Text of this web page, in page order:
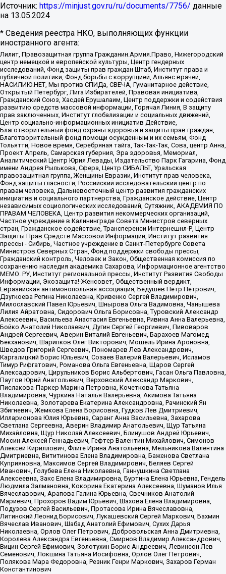
Источник: https://minjust.gov.ru/ru/documents/7756/ данные
на 13.05.2024
* Сведения реестра НКО, выполняющих функции
иностранного агента:
Лилит, Правозащитная группа Гражданин.Армия.Право, Нижегородский
центр немецкой и европейской культуры, Центр гендерных
исследований, Фонд защиты прав граждан Штаб, Институт права и
публичной политики, Фонд борьбы с коррупцией, Альянс врачей,
НАСИЛИЮ.НЕТ, Мы против СПИДа, СВЕЧА, Гуманитарное действие,
Открытый Петербург, Лига Избирателей, Правовая инициатива,
Гражданский Союз, Хасдей Ерушалаим, Центр поддержки и содействия
развитию средств массовой информации, Горячая Линия, В защиту
прав заключенных, Институт глобализации и социальных движений,
Центр социально-информационных инициатив Действие,
Благотворительный фонд охраны здоровья и защиты прав граждан,
Благотворительный фонд помощи осужденным и их семьям, Фонд
Тольятти, Новое время, Серебряная тайга, Так-Так-Так, Сова, центр Анна,
Проект Апрель, Самарская губерния, Эра здоровья, Мемориал,
Аналитический Центр Юрия Левады, Издательство Парк Гагарина, Фонд
имени Андрея Рылькова, Сфера, Центр СИБАЛЬТ, Уральская
правозащитная группа, Женщины Евразии, Институт прав человека,
Фонд защиты гласности, Российский исследовательский центр по
правам человека, Дальневосточный центр развития гражданских
инициатив и социального партнерства, Гражданское действие, Центр
независимых социологических исследований, Сутяжник, АКАДЕМИЯ ПО
ПРАВАМ ЧЕЛОВЕКА, Центр развития некоммерческих организаций,
Частное учреждение в Калининграде Совета Министров северных
стран, Гражданское содействие, Трансперенси Интернешнл-Р, Центр
Защиты Прав Средств Массовой Информации, Институт развития
прессы - Сибирь, Частное учреждение в Санкт-Петербурге Совета
Министров Северных Стран, Фонд поддержки свободы прессы,
Гражданский контроль, Человек и Закон, Общественная комиссия по
сохранению наследия академика Сахарова, Информационное агентство
МЕМО. РУ, Институт региональной прессы, Институт Развития Свободы
Информации, Экозащита!-Женсовет, Общественный вердикт,
Евразийская антимонопольная ассоциация, Бедушев Петр Петрович,
Дзугкоева Регина Николаевна, Кривенко Сергей Владимирович,
Милославский Павел Юрьевич, Шнырова Ольга Вадимовна, Чанышева
Лилия Айратовна, Сидорович Ольга Борисовна, Туровский Александр
Алексеевич, Васильева Анастасия Евгеньевна, Ривина Анна Валерьевна,
Бойко Анатолий Николаевич, Дугин Сергей Георгиевич, Пивоваров
Андрей Сергеевич, Аверин Виталий Евгеньевич, Барахоев Магомед
Бекханович, Шарипков Олег Викторович, Мошель Ирина Ароновна,
Шведов Григорий Сергеевич, Пономарев Лев Александрович,
Каргалицкий Борис Юльевич, Созаев Валерий Валерьевич, Исламов
Тимур Рифгатович, Романова Ольга Евгеньевна, Щаров Сергей
Алексадрович, Цирульников Борис Альбертович, Гасан Ольга Павловна,
Паутов Юрий Анатольевич, Верховский Александр Маркович,
Пислакова-Паркер Марина Петровна, Кочеткова Татьяна
Владимировна, Чуркина Наталья Валерьевна, Акимова Татьяна
Николаевна, Золотарева Екатерина Александровна, Рачинский Ян
Збигневич, Жемкова Елена Борисовна, Гудков Лев Дмитриевич,
Илларионова Юлия Юрьевна, Саранг Анна Васильевна, Захарова
Светлана Сергеевна, Аверин Владимир Анатольевич, Щур Татьяна
Михайловна, Щур Николай Алексеевич, Блинушов Андрей Юрьевич,
Мосин Алексей Геннадьевич, Гефтер Валентин Михайлович, Симонов
Алексей Кириллович, Флиге Ирина Анатольевна, Мельникова Валентина
Дмитриевна, Вититинова Елена Владимировна, Баженова Светлана
Куприяновна, Максимов Сергей Владимирович, Беляев Сергей
Иванович, Голубева Елена Николаевна, Ганнушкина Светлана
Алексеевна, Закс Елена Владимировна, Буртина Елена Юрьевна, Гендель
Людмила Залмановна, Кокорина Екатерина Алексеевна, Шуманов Илья
Вячеславович, Арапова Галина Юрьевна, Свечников Анатолий
Мариевич, Прохоров Вадим Юрьевич, Шахова Елена Владимировна,
Подузов Сергей Васильевич, Протасова Ирина Вячеславовна,
Литинский Леонид Борисович, Лукашевский Сергей Маркович, Бахмин
Вячеслав Иванович, Шабад Анатолий Ефимович, Сухих Дарья
Николаевна, Орлов Олег Петрович, Добровольская Анна Дмитриевна,
Королева Александра Евгеньевна, Смирнов Владимир Александрович,
Вицин Сергей Ефимович, Золотухин Борис Андреевич, Левинсон Лев
Семенович, Локшина Татьяна Иосифовна, Орлов Олег Петрович,
Полякова Мара Федоровна, Резник Генри Маркович, Захаров Герман
Константинович